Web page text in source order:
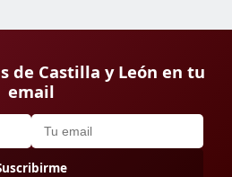
de Castilla y León en tu
email